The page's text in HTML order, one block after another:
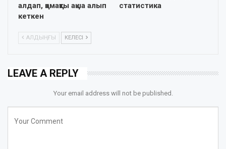
алдап, қомақты ақша алып
кеткен
статистика
АЛДЫҢҒЫ КЕЛЕСІ
LEAVE A REPLY
Your email address will not be published.